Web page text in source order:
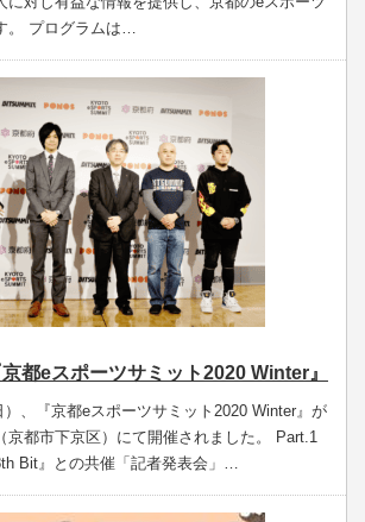
。 プログラムは…
京都eスポーツサミット2020 Winter』
、『京都eスポーツサミット2020 Winter』が
京都市下京区）にて開催されました。 Part.1
Bit』との共催「記者発表会」…